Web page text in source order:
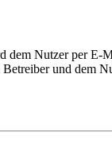
dem Nutzer per E-
und dem